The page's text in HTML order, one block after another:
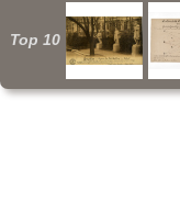
Top 10